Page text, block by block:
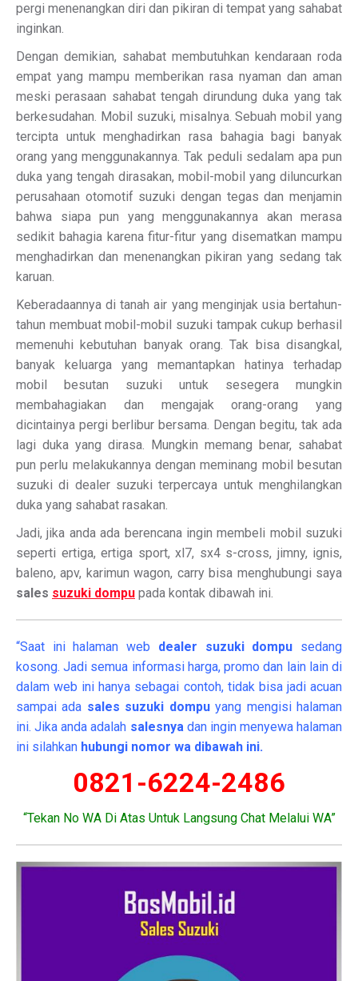
pergi menenangkan diri dan pikiran di tempat yang sahabat
inginkan.
Dengan demikian, sahabat membutuhkan kendaraan roda
empat yang mampu memberikan rasa nyaman dan aman
meski perasaan sahabat tengah dirundung duka yang tak
berkesudahan. Mobil suzuki, misalnya. Sebuah mobil yang
tercipta untuk menghadirkan rasa bahagia bagi banyak
orang yang menggunakannya. Tak peduli sedalam apa pun
duka yang tengah dirasakan, mobil-mobil yang diluncurkan
perusahaan otomotif suzuki dengan tegas dan menjamin
bahwa siapa pun yang menggunakannya akan merasa
sedikit bahagia karena fitur-fitur yang disematkan mampu
menghadirkan dan menenangkan pikiran yang sedang tak
karuan.
Keberadaannya di tanah air yang menginjak usia bertahun-
tahun membuat mobil-mobil suzuki tampak cukup berhasil
memenuhi kebutuhan banyak orang. Tak bisa disangkal,
banyak keluarga yang memantapkan hatinya terhadap
mobil besutan suzuki untuk sesegera mungkin
membahagiakan dan mengajak orang-orang yang
dicintainya pergi berlibur bersama. Dengan begitu, tak ada
lagi duka yang dirasa. Mungkin memang benar, sahabat
pun perlu melakukannya dengan meminang mobil besutan
suzuki di dealer suzuki terpercaya untuk menghilangkan
duka yang sahabat rasakan.
Jadi, jika anda ada berencana ingin membeli mobil suzuki
seperti ertiga, ertiga sport, xl7, sx4 s-cross, jimny, ignis,
baleno, apv, karimun wagon, carry bisa menghubungi saya
sales suzuki dompu pada kontak dibawah ini.
“Saat ini halaman web dealer suzuki dompu sedang
kosong. Jadi semua informasi harga, promo dan lain lain di
dalam web ini hanya sebagai contoh, tidak bisa jadi acuan
sampai ada sales suzuki dompuyang mengisi halaman
ini. Jika anda adalah salesnyadan ingin menyewa halaman
ini silahkan hubungi nomor wa dibawah ini.
0821-6224-2486
“Tekan No WA Di Atas Untuk Langsung Chat Melalui WA”